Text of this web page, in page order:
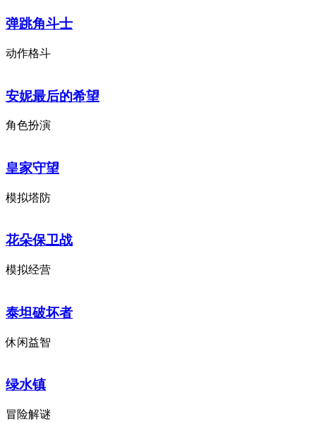
弹跳角斗士
动作格斗
安妮最后的希望
角色扮演
皇家守望
模拟塔防
花朵保卫战
模拟经营
泰坦破坏者
休闲益智
绿水镇
冒险解谜